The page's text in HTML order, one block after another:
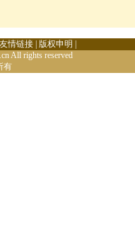
友情链接 版权申明
All rights reserved
有